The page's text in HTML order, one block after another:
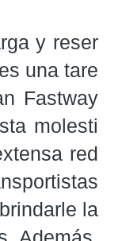
y reser
una tare
Fastway
molesti
red
la